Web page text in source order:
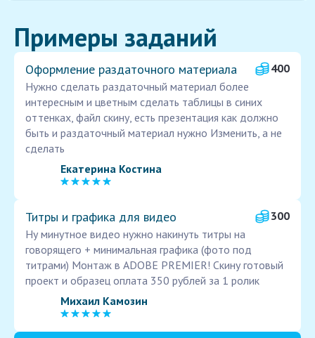
Примеры заданий
Оформление раздаточного материала
400
Нужно сделать раздаточный материал более
интересным и цветным сделать таблицы в синих
оттенках, файл скину, есть презентация как должно
быть и раздаточный материал нужно Изменить, а не
сделать
Екатерина Костина
Титры и графика для видео
300
Ну минутное видео нужно накинуть титры на
говорящего + минимальная графика (фото под
титрами) Монтаж в ADOBE PREMIER! Скину готовый
проект и образец оплата 350 рублей за 1 ролик
Михаил Камозин